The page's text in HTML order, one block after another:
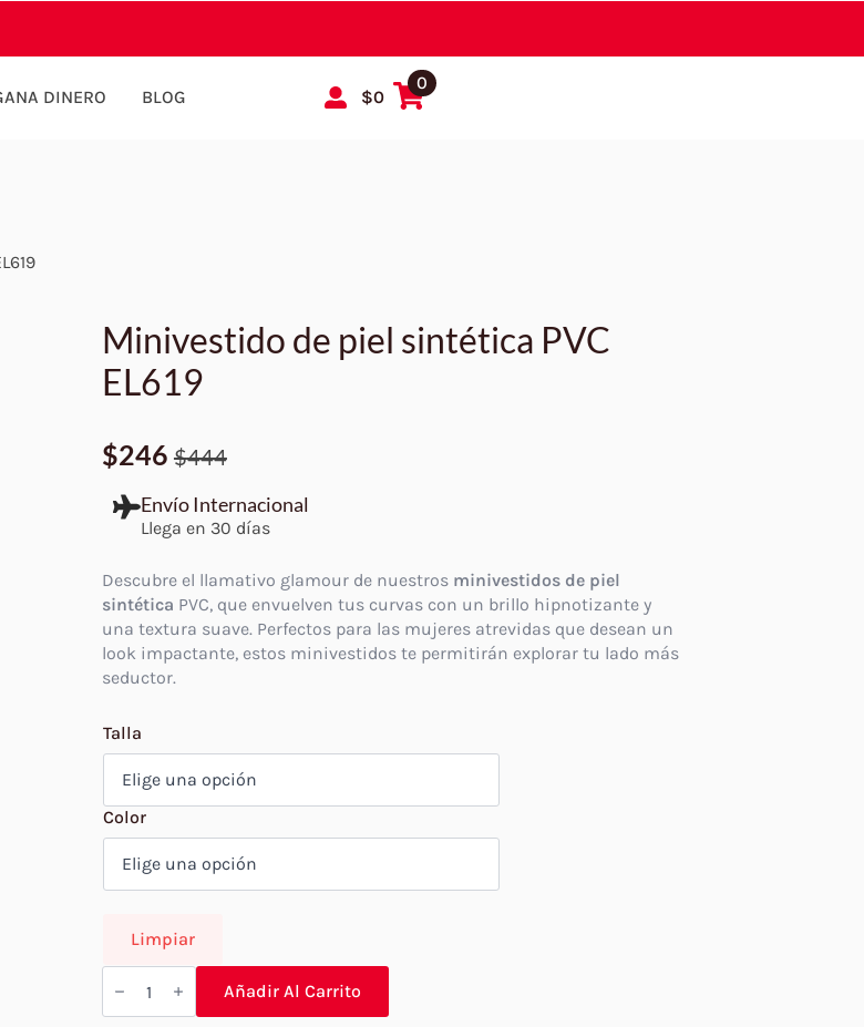
DINERO BLOG $0
0
Minivestido de piel sintética PVC
EL619
$444
Original
price
was:
$444.
$246
Current
price
$246.
Envío Internacional
Llega en 30 días
Descubre el llamativo glamour de nuestros minivestidos de piel
sintética PVC, que envuelven tus curvas con un brillo hipnotizante y
una textura suave. Perfectos para las mujeres atrevidas que desean un
look impactante, estos minivestidos te permitirán explorar tu lado más
seductor.
Talla
Color
Limpiar
Minivestido
de
Añadir Al Carrito